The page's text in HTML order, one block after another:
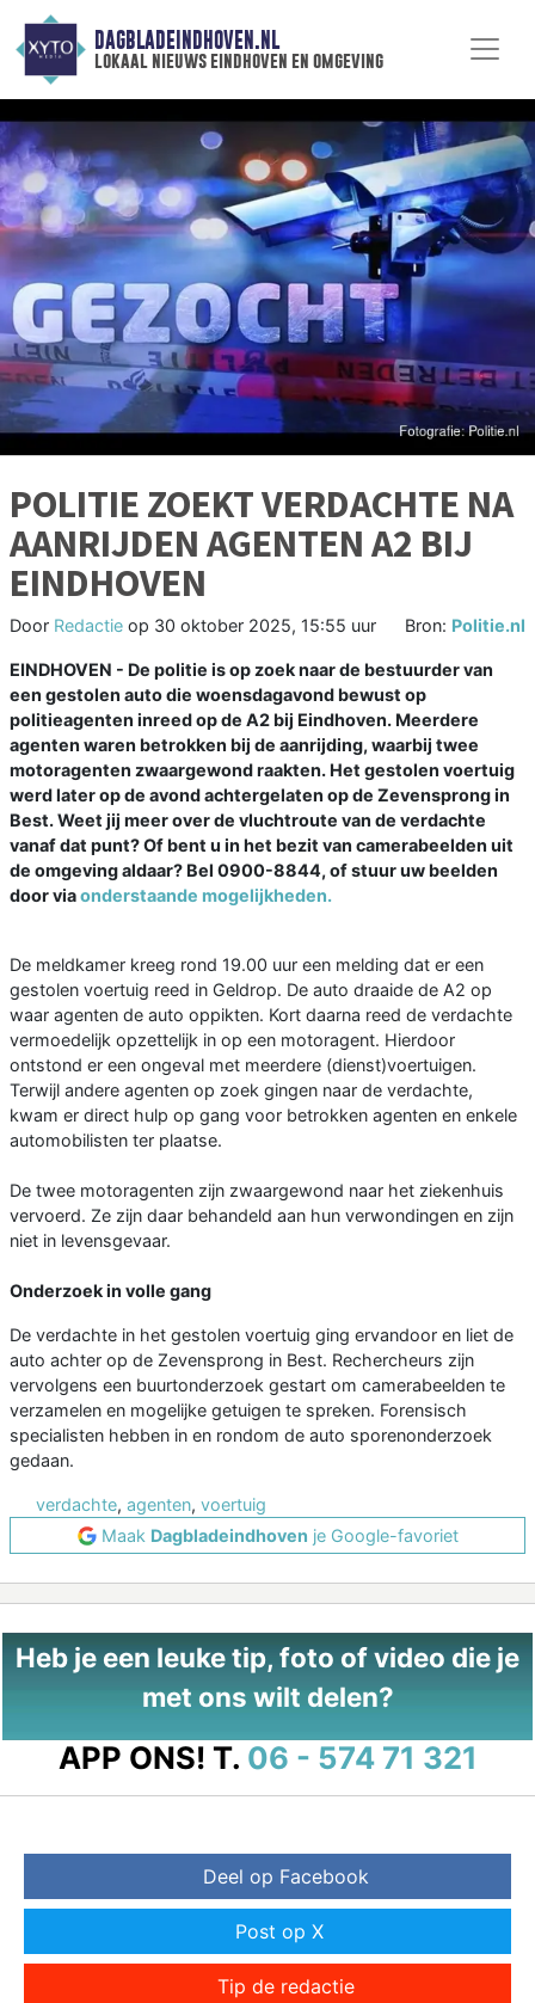
DAGBLADEINDHOVEN.NL
lokaal nieuws eindhoven en omgeving
POLITIE ZOEKT VERDACHTE NA
AANRIJDEN AGENTEN A2 BIJ
EINDHOVEN
Door Redactie op 30 oktober 2025, 15:55 uur Bron: Politie.nl
EINDHOVEN - De politie is op zoek naar de bestuurder van
een gestolen auto die woensdagavond bewust op
politieagenten inreed op de A2 bij Eindhoven. Meerdere
agenten waren betrokken bij de aanrijding, waarbij twee
motoragenten zwaargewond raakten. Het gestolen voertuig
werd later op de avond achtergelaten op de Zevensprong in
Best. Weet jij meer over de vluchtroute van de verdachte
vanaf dat punt? Of bent u in het bezit van camerabeelden uit
de omgeving aldaar? Bel 0900-8844, of stuur uw beelden
door viaonderstaande mogelijkheden.
De meldkamer kreeg rond 19.00 uur een melding dat er een
gestolen voertuig reed in Geldrop. De auto draaide de A2 op
waar agenten de auto oppikten. Kort daarna reed de verdachte
vermoedelijk opzettelijk in op een motoragent. Hierdoor
ontstond er een ongeval met meerdere (dienst)voertuigen.
Terwijl andere agenten op zoek gingen naar de verdachte,
kwam er direct hulp op gang voor betrokken agenten en enkele
automobilisten ter plaatse.
De twee motoragenten zijn zwaargewond naar het ziekenhuis
vervoerd. Ze zijn daar behandeld aan hun verwondingen en zijn
niet in levensgevaar.
Onderzoek in volle gang
De verdachte in het gestolen voertuig ging ervandoor en liet de
auto achter op de Zevensprong in Best. Rechercheurs zijn
vervolgens een buurtonderzoek gestart om camerabeelden te
verzamelen en mogelijke getuigen te spreken. Forensisch
specialisten hebben in en rondom de auto sporenonderzoek
gedaan.
verdachte, agenten, voertuig
Maak Dagbladeindhoven je Google-favoriet
Heb je een leuke tip, foto of video die je
met ons wilt delen?
APP ONS! T. 06 - 574 71 321
Deel op Facebook
Post op X
Tip de redactie